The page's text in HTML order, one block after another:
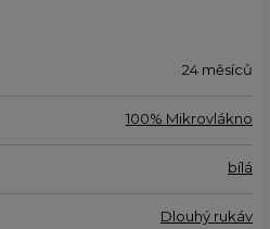
24 měsíců
100% Mikrovlákno
bílá
Dlouhý rukáv